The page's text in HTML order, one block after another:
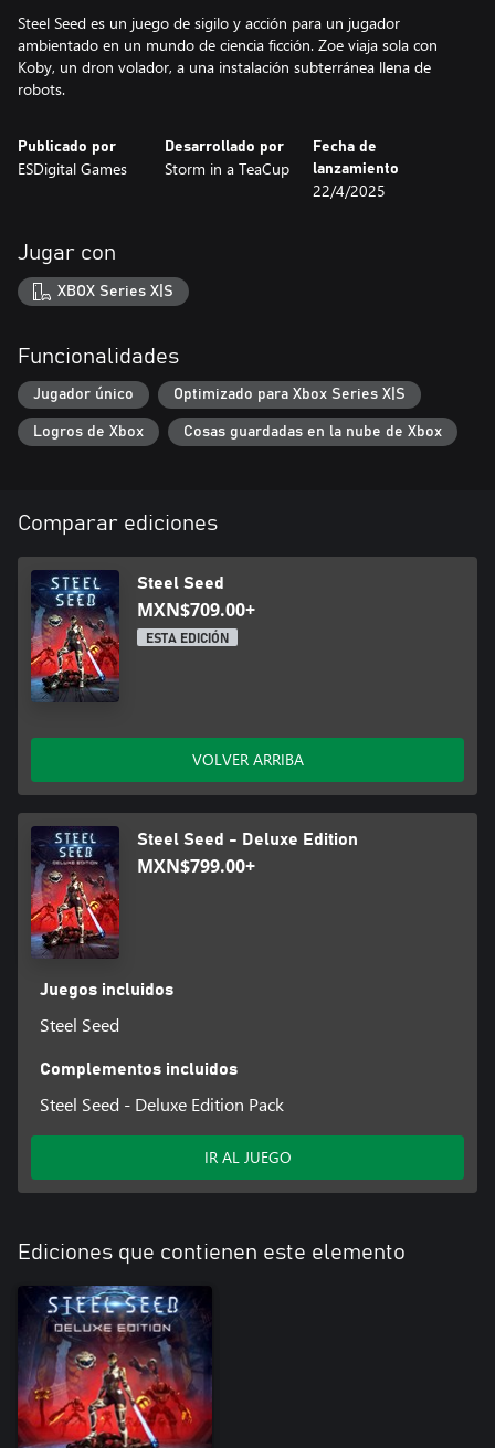
Steel Seed es un juego de sigilo y acción para un jugador
ambientado en un mundo de ciencia ficción. Zoe viaja sola con
Koby, un dron volador, a una instalación subterránea llena de
robots.
Publicado por
ESDigital Games
Desarrollado por
Storm in a TeaCup
Fecha de
lanzamiento
22/4/2025
Jugar con
XBOX Series X|S
Funcionalidades
Jugador único Optimizado para Xbox Series X|S
Logros de Xbox Cosas guardadas en la nube de Xbox
Comparar ediciones
Steel Seed
MXN$709.00+
ESTA EDICIÓN
VOLVER ARRIBA
Steel Seed - Deluxe Edition
MXN$799.00+
Juegos incluidos
Steel Seed
Complementos incluidos
Steel Seed - Deluxe Edition Pack
IR AL JUEGO
Ediciones que contienen este elemento